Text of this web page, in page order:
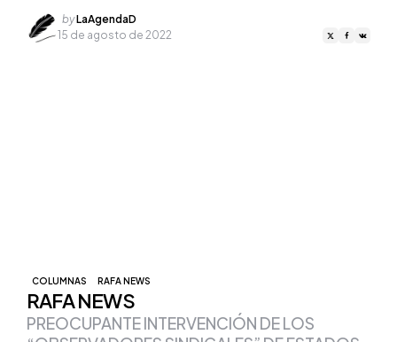
Posted
by
byLaAgendaD
15 de agosto de 2022
COLUMNAS RAFA NEWS
RAFA NEWS
PREOCUPANTE INTERVENCIÓN DE LOS